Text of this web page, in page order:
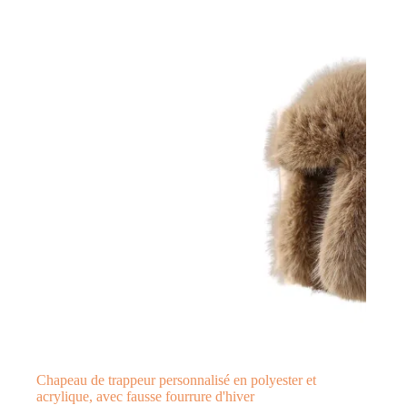
Chapeau de trappeur personnalisé en polyester et
acrylique, avec fausse fourrure d'hiver